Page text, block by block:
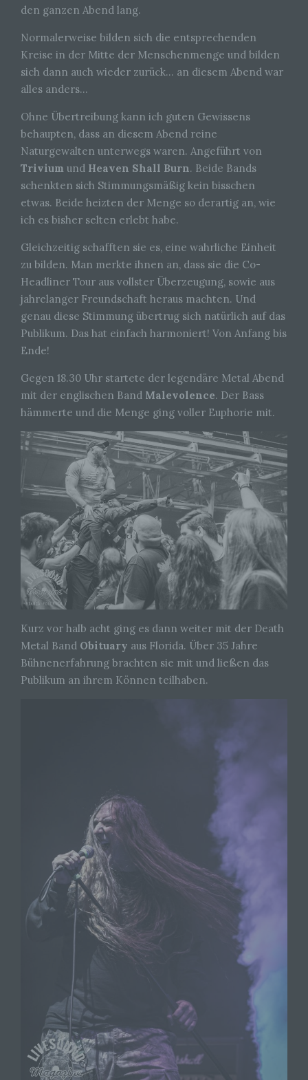
den ganzen Abend lang.
Normalerweise bilden sich die entsprechenden
Kreise in der Mitte der Menschenmenge und bilden
sich dann auch wieder zurück… an diesem Abend war
alles anders…
Ohne Übertreibung kann ich guten Gewissens
behaupten, dass an diesem Abend reine
Naturgewalten unterwegs waren. Angeführt von
Trivium und Heaven Shall Burn. Beide Bands
schenkten sich Stimmungsmäßig kein bisschen
etwas. Beide heizten der Menge so derartig an, wie
ich es bisher selten erlebt habe.
Gleichzeitig schafften sie es, eine wahrliche Einheit
zu bilden. Man merkte ihnen an, dass sie die Co-
Headliner Tour aus vollster Überzeugung, sowie aus
jahrelanger Freundschaft heraus machten. Und
genau diese Stimmung übertrug sich natürlich auf das
Publikum. Das hat einfach harmoniert! Von Anfang bis
Ende!
Gegen 18.30 Uhr startete der legendäre Metal Abend
mit der englischen Band Malevolence. Der Bass
hämmerte und die Menge ging voller Euphorie mit.
Kurz vor halb acht ging es dann weiter mit der Death
Metal Band Obituary aus Florida. Über 35 Jahre
Bühnenerfahrung brachten sie mit und ließen das
Publikum an ihrem Können teilhaben.